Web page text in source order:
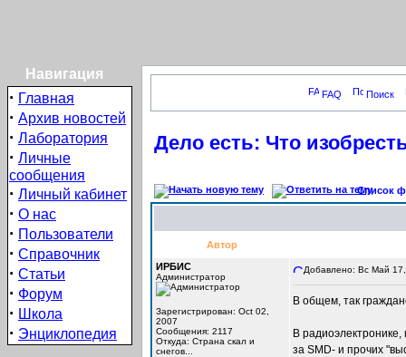
Навигация
· Главная
· Архив новостей
· Лаборатория
· Личные
сообщения
· Личный кабинет
· О нас
· Пользователи
· Справочник
· Статьи
· Форум
· Школа
· Энциклопедия
FAQ Поиск
Дело есть: Что
Список
Автор
ИРБИС
Администратор
Зарегистрирован: Oct 02,
2007
Сообщения: 2117
Откуда: Cтрана скал и
снегов...
Добавлено: Вс Май
В общем, так
В
за SMD- и прочих